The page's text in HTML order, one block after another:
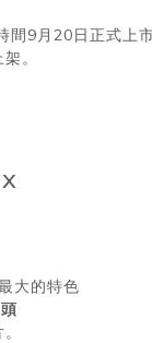
間9月20日正式上
。
大的特色